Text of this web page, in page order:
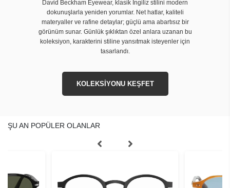
David Beckham Eyewear, klasik İngiliz stilini modern
dokunuşlarla yeniden yorumlar. Net hatlar, kaliteli
materyaller ve rafine detaylar; güçlü ama abartısız bir
görünüm sunar. Günlük şıklıktan özel anlara uzanan bu
koleksiyon, karakterini stiline yansıtmak isteyenler için
tasarlandı.
KOLEKSİYONU KEŞFET
ŞU AN POPÜLER OLANLAR